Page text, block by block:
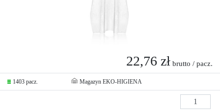
22,76 zł brutto / pacz.
1403 pacz. Magazyn EKO-HIGIENA